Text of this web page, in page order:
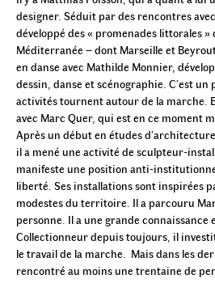
designer. Séduit par des rencontres
développé des « promenades littorales »
Méditerranée – dont Marseille et
en danse avec Mathilde Monnier,
dessin, danse et scénographie. C’est
activités tournent autour de la marche.
avec Marc Quer, qui est en ce moment
Après un début en études
il a mené une activité de sculpteur-
manifeste une position anti-
liberté. Ses installations sont inspirées
modestes du territoire. Il a parcouru
personne. Il a une grande connaissance
Collectionneur depuis toujours, il
le travail de la marche. Mais dans les
rencontré au moins une trentaine de